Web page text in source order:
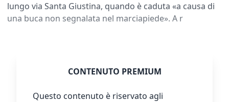
lungo via Santa Giustina, quando è caduta «a causa di
una buca non segnalata nel marciapiede». A r
CONTENUTO PREMIUM
Questo contenuto è riservato agli